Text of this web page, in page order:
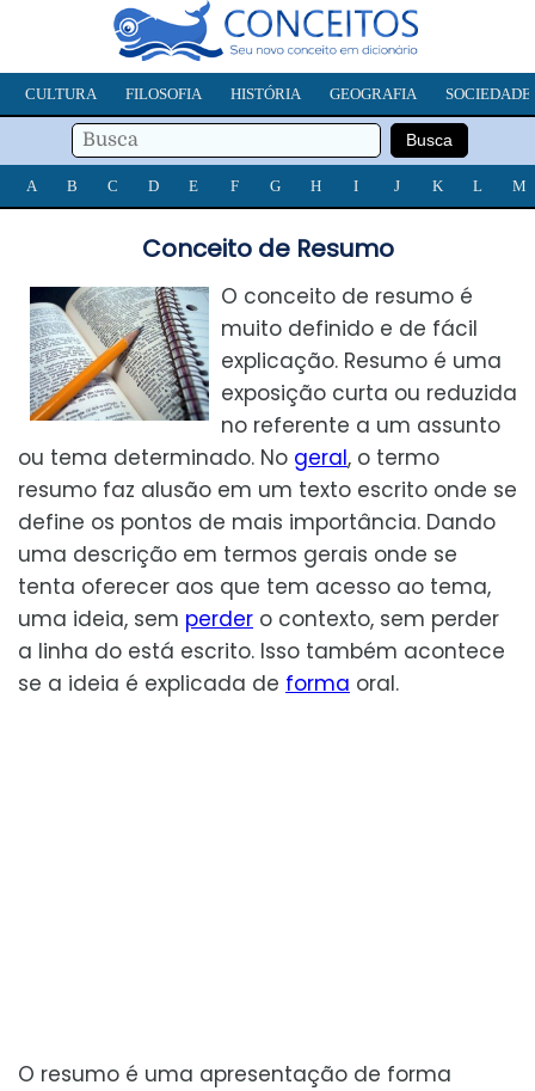
CULTURA FILOSOFIA HISTÓRIA GEOGRAFIA SOCIEDADE
A B C D E F G H I J K L M
Conceito de Resumo
O conceito de resumo é
muito definido e de fácil
explicação. Resumo é uma
exposição curta ou reduzida
no referente a um assunto
ou tema determinado. No geral, o termo
resumo faz alusão em um texto escrito onde se
define os pontos de mais importância. Dando
uma descrição em termos gerais onde se
tenta oferecer aos que tem acesso ao tema,
uma ideia, sem perder o contexto, sem perder
a linha do está escrito. Isso também acontece
se a ideia é explicada de forma oral.
O resumo é uma apresentação de forma